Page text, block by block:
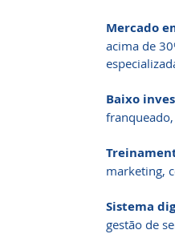
Mercado
acima de
Baixo
marketing,
Sistema
gestão de